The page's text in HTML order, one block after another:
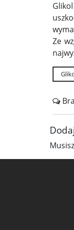
Ze